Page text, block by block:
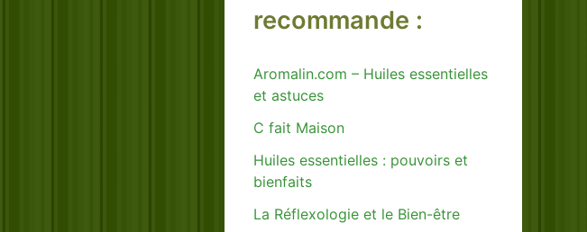
recommande :
Aromalin.com – Huiles essentielles
et astuces
C fait Maison
Huiles essentielles : pouvoirs et
bienfaits
La Réflexologie et le Bien-être